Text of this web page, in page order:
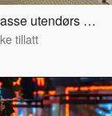
LUX Hotel Apartments Lillestrøm - Takterrasse utendørs med selskapslokalet
tillatt